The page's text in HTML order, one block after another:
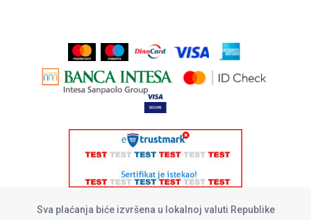
Sva plaćanja biće izvršena u lokalnoj valuti Republike